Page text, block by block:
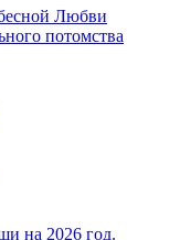
Любви
потомства
на 2026 год.